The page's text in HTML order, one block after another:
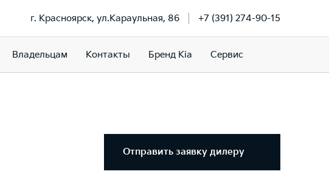
г. Красноярск, ул.Караульная, 86 +7 (391) 274-90-15
Владельцам Контакты Бренд Kia Сервис
Отправить заявку дилеру